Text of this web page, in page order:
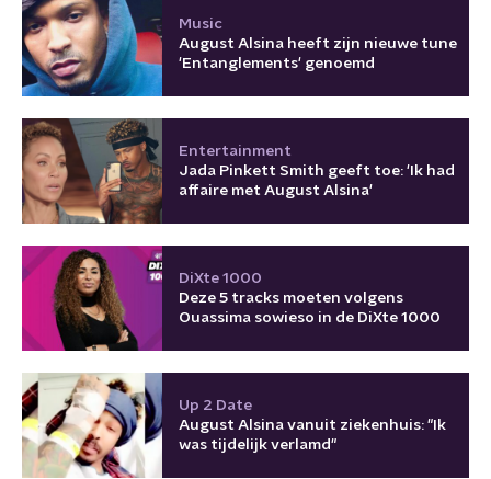
Music
August Alsina heeft zijn nieuwe tune
'Entanglements' genoemd
Entertainment
Jada Pinkett Smith geeft toe: 'Ik had
affaire met August Alsina'
DiXte 1000
Deze 5 tracks moeten volgens
Ouassima sowieso in de DiXte 1000
Up 2 Date
August Alsina vanuit ziekenhuis: "Ik
was tijdelijk verlamd"